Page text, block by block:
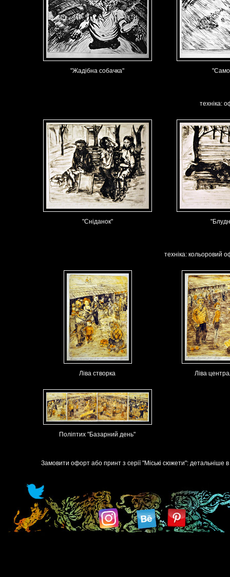
"Жадібна собачка"
техніка:
"Сніданок"
техніка: кольоровий
Ліва створка Ліва
Поліптих "Базарний день"
Замовити офорт або принт з серії "Міські сюжети": детальніше в